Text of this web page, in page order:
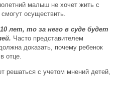
малыш не хочет жить с
осуществить.
лет, то за него в суде будет
Часто представителем
доказать, почему ребенок
отце.
решаться с учетом мнений детей,